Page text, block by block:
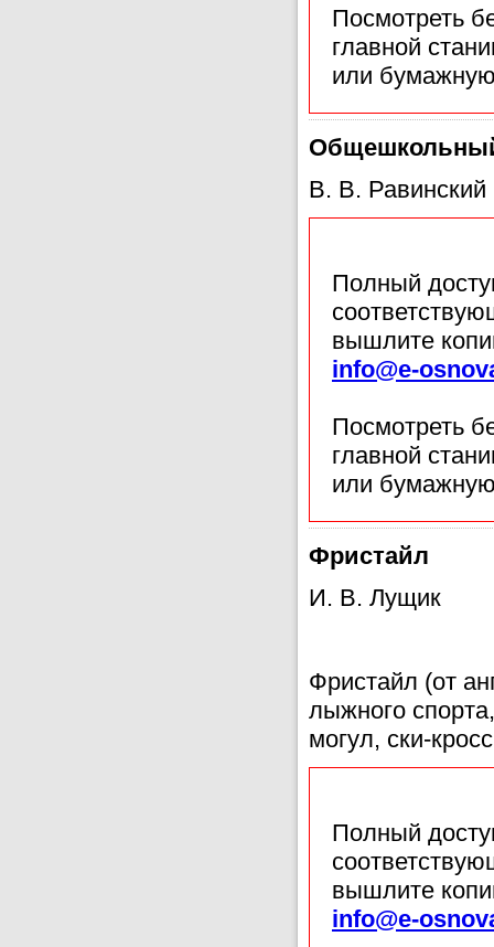
Посмотреть
главной
или
В. В. Равинский
Полный
вышлите
info@e-
Посмотреть
главной
или
Фристайл
И. В. Лущик
Фристайл (от
лыжного
могул, ски-
Полный
вышлите
info@e-